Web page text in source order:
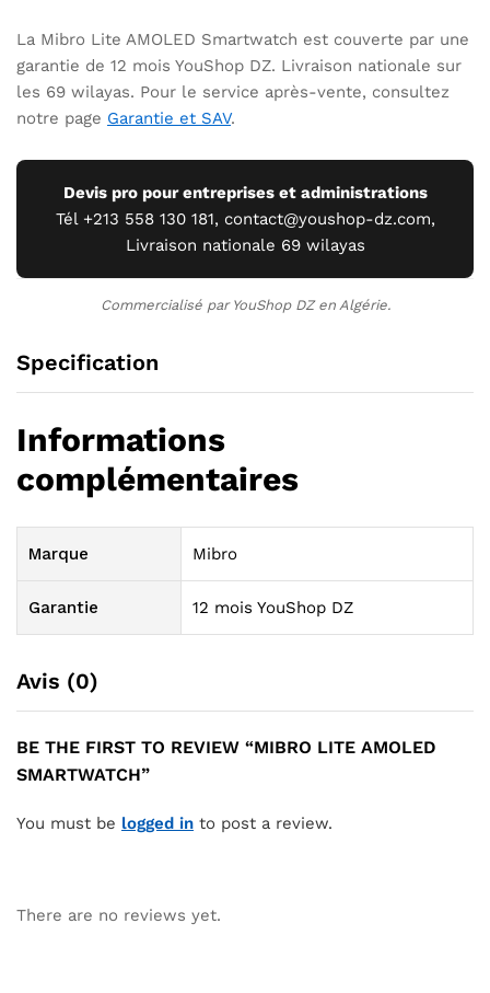
La Mibro Lite AMOLED Smartwatch est couverte par une
garantie de 12 mois YouShop DZ. Livraison nationale sur
les 69 wilayas. Pour le service après-vente, consultez
notre page Garantie et SAV.
Devis pro pour entreprises et administrations
Tél +213 558 130 181, contact@youshop-dz.com,
Livraison nationale 69 wilayas
Commercialisé par YouShop DZ en Algérie.
Specification
Informations
complémentaires
Marque Mibro
Garantie 12 mois YouShop DZ
Avis (0)
BE THE FIRST TO REVIEW “MIBRO LITE AMOLED
SMARTWATCH”
You must be logged in to post a review.
There are no reviews yet.